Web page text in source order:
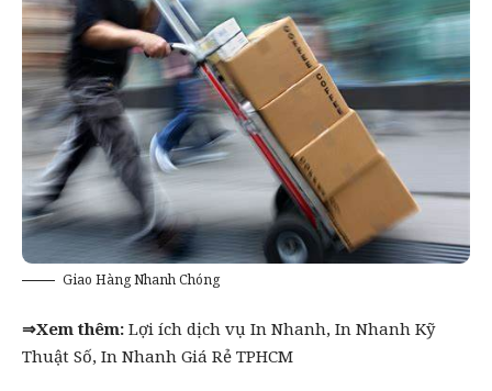
Giao Hàng Nhanh Chóng
⇒Xem thêm: Lợi ích dịch vụ In Nhanh, In Nhanh Kỹ
Thuật Số, In Nhanh Giá Rẻ TPHCM